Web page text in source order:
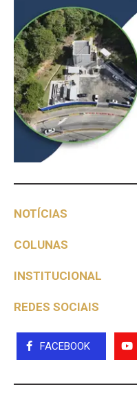
NOTÍCIAS
COLUNAS
INSTITUCIONAL
REDES SOCIAIS
FACEBOOK